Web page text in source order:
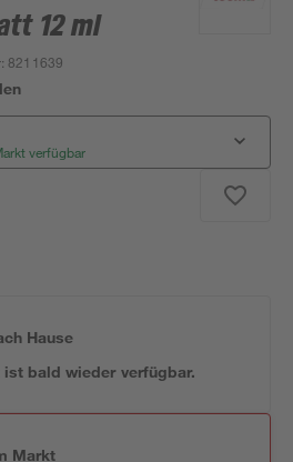
12 ml
: 8211639
verfügbar
Hause
ist bald wieder verfügbar.
Markt